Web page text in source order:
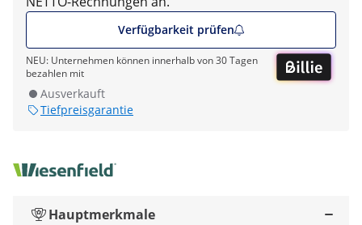
Verfügbarkeit prüfen
NEU: Unternehmen können innerhalb von 30 Tagen
bezahlen mit
Ausverkauft
Tiefpreisgarantie
Hauptmerkmale